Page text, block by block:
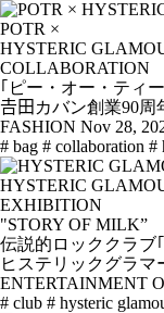
POTR ×
HYSTERIC
COLLABORATION
｢ピー・オー・ティ
𠮷田カバン創業90周
FASHION Nov 28,
# bag # collaboration #
HYSTERIC
EXHIBITION
"STORY OF MILK”
伝説的ロッククラブ
ヒステリックグラマ
ENTERTAINMENT
# club # hysteric